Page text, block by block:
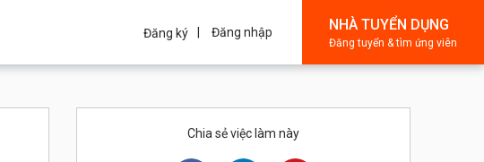
Đăng ký Đăng nhập NHÀ TUYỂN DỤNG
Đăng tuyển & tìm ứng viên
Chia sẻ việc làm này